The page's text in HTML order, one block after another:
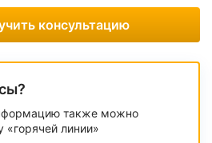
консультацию
также можно
«горячей линии»